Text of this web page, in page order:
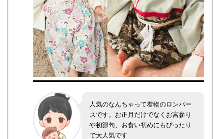
人気のなんちゃって着物のロンパー
スです。お正月だけでなくお宮参り
や初節句、お食い初めにもぴったり
で大人気です